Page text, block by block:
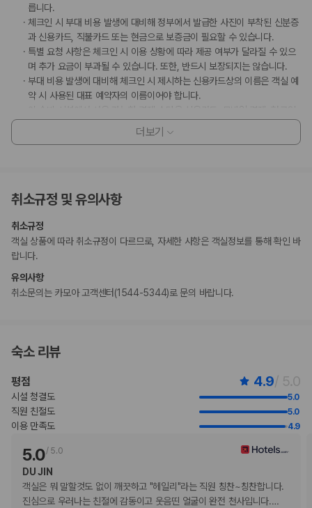
릅니다.
체크인 시 부대 비용 발생에 대비해 정부에서 발급한 사진이 부착된 신분증
과 신용카드, 직불카드 또는 현금으로 보증금이 필요할 수 있습니다.
특별 요청 사항은 체크인 시 이용 상황에 따라 제공 여부가 달라질 수 있으
며 추가 요금이 부과될 수 있습니다. 또한, 반드시 보장되지는 않습니다.
부대 비용 발생에 대비해 체크인 시 제시하는 신용카드상의 이름은 객실 예
약 시 사용된 대표 예약자의 이름이어야 합니다.
Alipay, Apple Pay, WeChat Pay 등의 모바일 결제 옵션을 이용하실 수
수영장 이용 시간은 06:00 ~ 22:00입니다.
확인 메일에 나와 있는 연락처 정보로 도착 전에 호텔에 연락하여 예약하실
수 있습니다.
이용 상황에 따라 객실 연결이 가능하며, 예약 확인 메일에 나와 있는 번호
로 숙박 시설에 직접 연락하여 요청하실 수 있습니다.
고객의 안전을 위해 모바일 기기를 이용하여 객실 출입 가능 등의 조치를
시행 중입니다.
추가 안내사항
기타 선택사항
뷔페 아침 식사 요금: 1인당 AUD 60(대략적인 금액)
주차 대행 요금: 1일 기준, AUD 120(자유롭게 출입 가능)
추가 요금 지불 시 이른 체크인 가능(객실 이용 상황에 따라 다름)
간이 침대 이용 요금: 1일 기준, AUD 120.0
신용카드로 결제하시는 경우 2%의 추가 요금이 부과됩니다.
위 목록에 명시되지 않은 다른 항목이 있을 수 있습니다. 요금 및 보증금은 세전
금액일 수 있으며 변경될 수 있습니다.
더보기
취소규정 및 유의사항
취소규정
객실 상품에 따라 취소규정이 다르므로, 자세한 사항은 객실정보를 통해 확인 바
랍니다.
유의사항
취소문의는 카모아 고객센터(1544-5344)로 문의 바랍니다.
숙소 리뷰
평점 4.9/ 5.0
시설 청결도 5.0
직원 친절도 5.0
이용 만족도 4.9
5.0/ 5.0
DU JIN
객실은 뭐 말할것도 없이 깨끗하고 "헤일리"라는 직원 칭찬~칭찬합니다.
진심으로 우러나는 친절에 감동이고 웃음띤 얼굴이 완전 천사입니다.…